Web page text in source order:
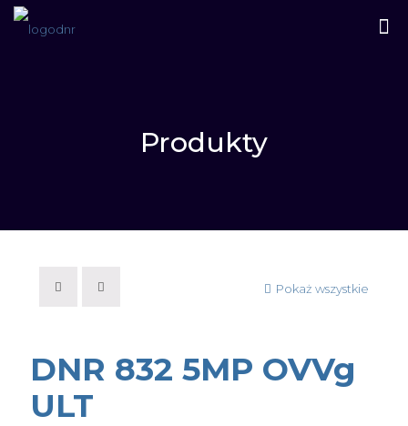
Produkty
Pokaż wszystkie
DNR 832 5MP OVVg
ULT